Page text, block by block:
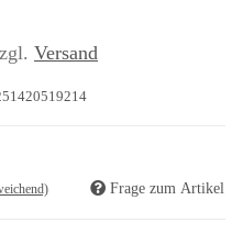
Versand
Frage zum Artikel